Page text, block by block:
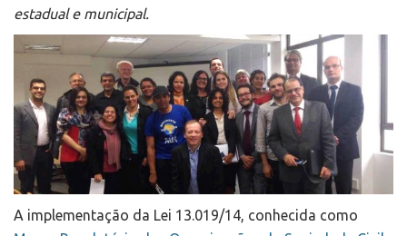
estadual e municipal.
A implementação da Lei 13.019/14, conhecida como